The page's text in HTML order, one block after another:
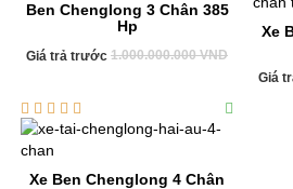
Ben Chenglong 3 Chân 385
Hp
Giá trả trước 1.000.000.000 VND
Xe
Giá
Xe Ben Chenglong 4 Chân